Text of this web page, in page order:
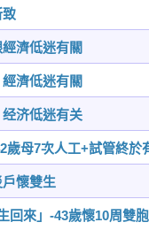
致
濟低迷有關
濟低迷有關
济低迷有关
母7次人工+試管終於
懷雙生
回來」-43歲懷10周雙